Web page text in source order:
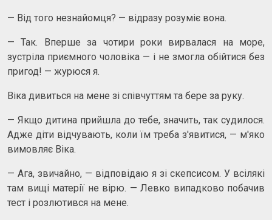
— Від того незнайомця? — відразу розуміє вона.
— Так. Вперше за чотири роки вирвалася на море,
зустріла приємного чоловіка — і не змогла обійтися без
пригод! — журюся я.
Віка дивиться на мене зі співчуттям та бере за руку.
— Якщо дитина прийшла до тебе, значить, так судилося.
Адже діти відчувають, коли їм треба з'явитися, — м'яко
вимовляє Віка.
— Ага, звичайно, — відповідаю я зі скепсисом. У всілякі
там вищі матерії не вірю. — Левко випадково побачив
тест і розлютився на мене.